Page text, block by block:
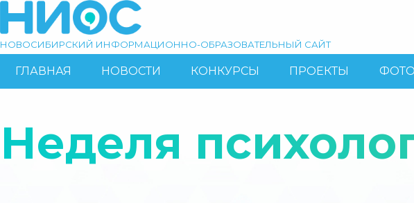
основному
Поиск
НОВОСИБИРСКИЙ ИНФОРМАЦИОННО-ОБРАЗОВАТЕЛЬНЫЙ САЙТ
ОСНОВНАЯ
ГЛАВНАЯ НОВОСТИ КОНКУРСЫ ПРОЕКТЫ
Неделя